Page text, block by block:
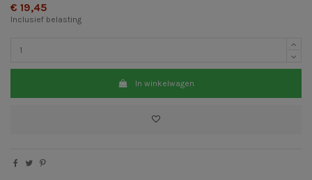
€ 19,45
Inclusief belasting
In winkelwagen